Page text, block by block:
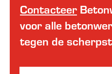
Contacteer
voor alle
tegen de